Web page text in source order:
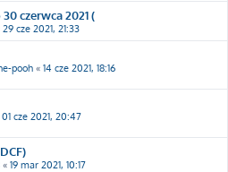
czerwca 2021 (
29 cze 2021, 21:33
pooh « 14 cze 2021, 18:16
01 cze 2021, 20:47
« 19 mar 2021, 10:17